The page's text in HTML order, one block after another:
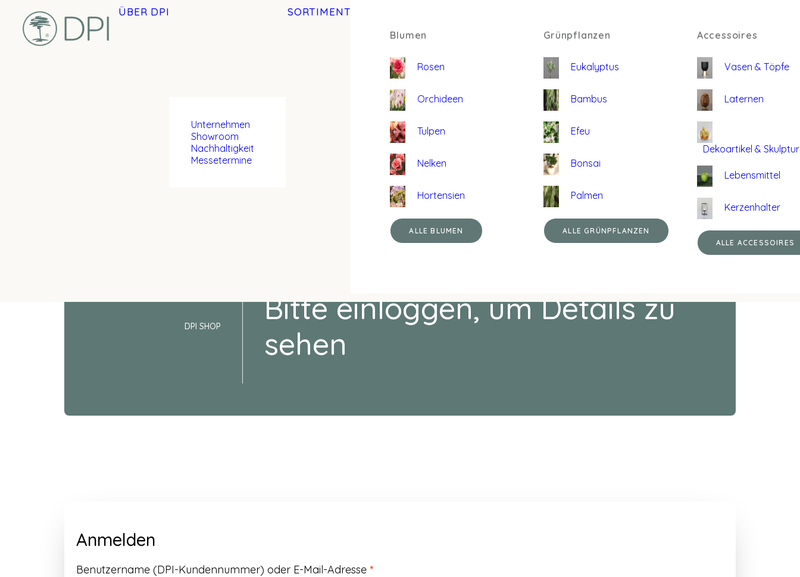
ÜBER DPI
Unternehmen
Showroom
Nachhaltigkeit
Messetermine
SORTIMENT
Blumen
Rosen
Orchideen
Tulpen
Nelken
Hortensien
ALLE BLUMEN
Grünpflanzen
Eukalyptus
Bambus
Efeu
Bonsai
Palmen
ALLE GRÜNPFLANZEN
Accessoires
Vasen & Töpfe
Laternen
Dekoartikel &
Lebensmittel
Kerzenhalter
ALLE ACCESSOIRES
DPI SHOP
Bitte einloggen, um Details zu
sehen
Anmelden
Benutzername (DPI-Kundennummer) oder E-Mail-Adresse *Erforderlich